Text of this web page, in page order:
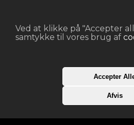
Junior
ANDET
Vilkår og betingelser
Ved at klikke på "Accepter
samtykke til vores brug af
Accepter
Afvis